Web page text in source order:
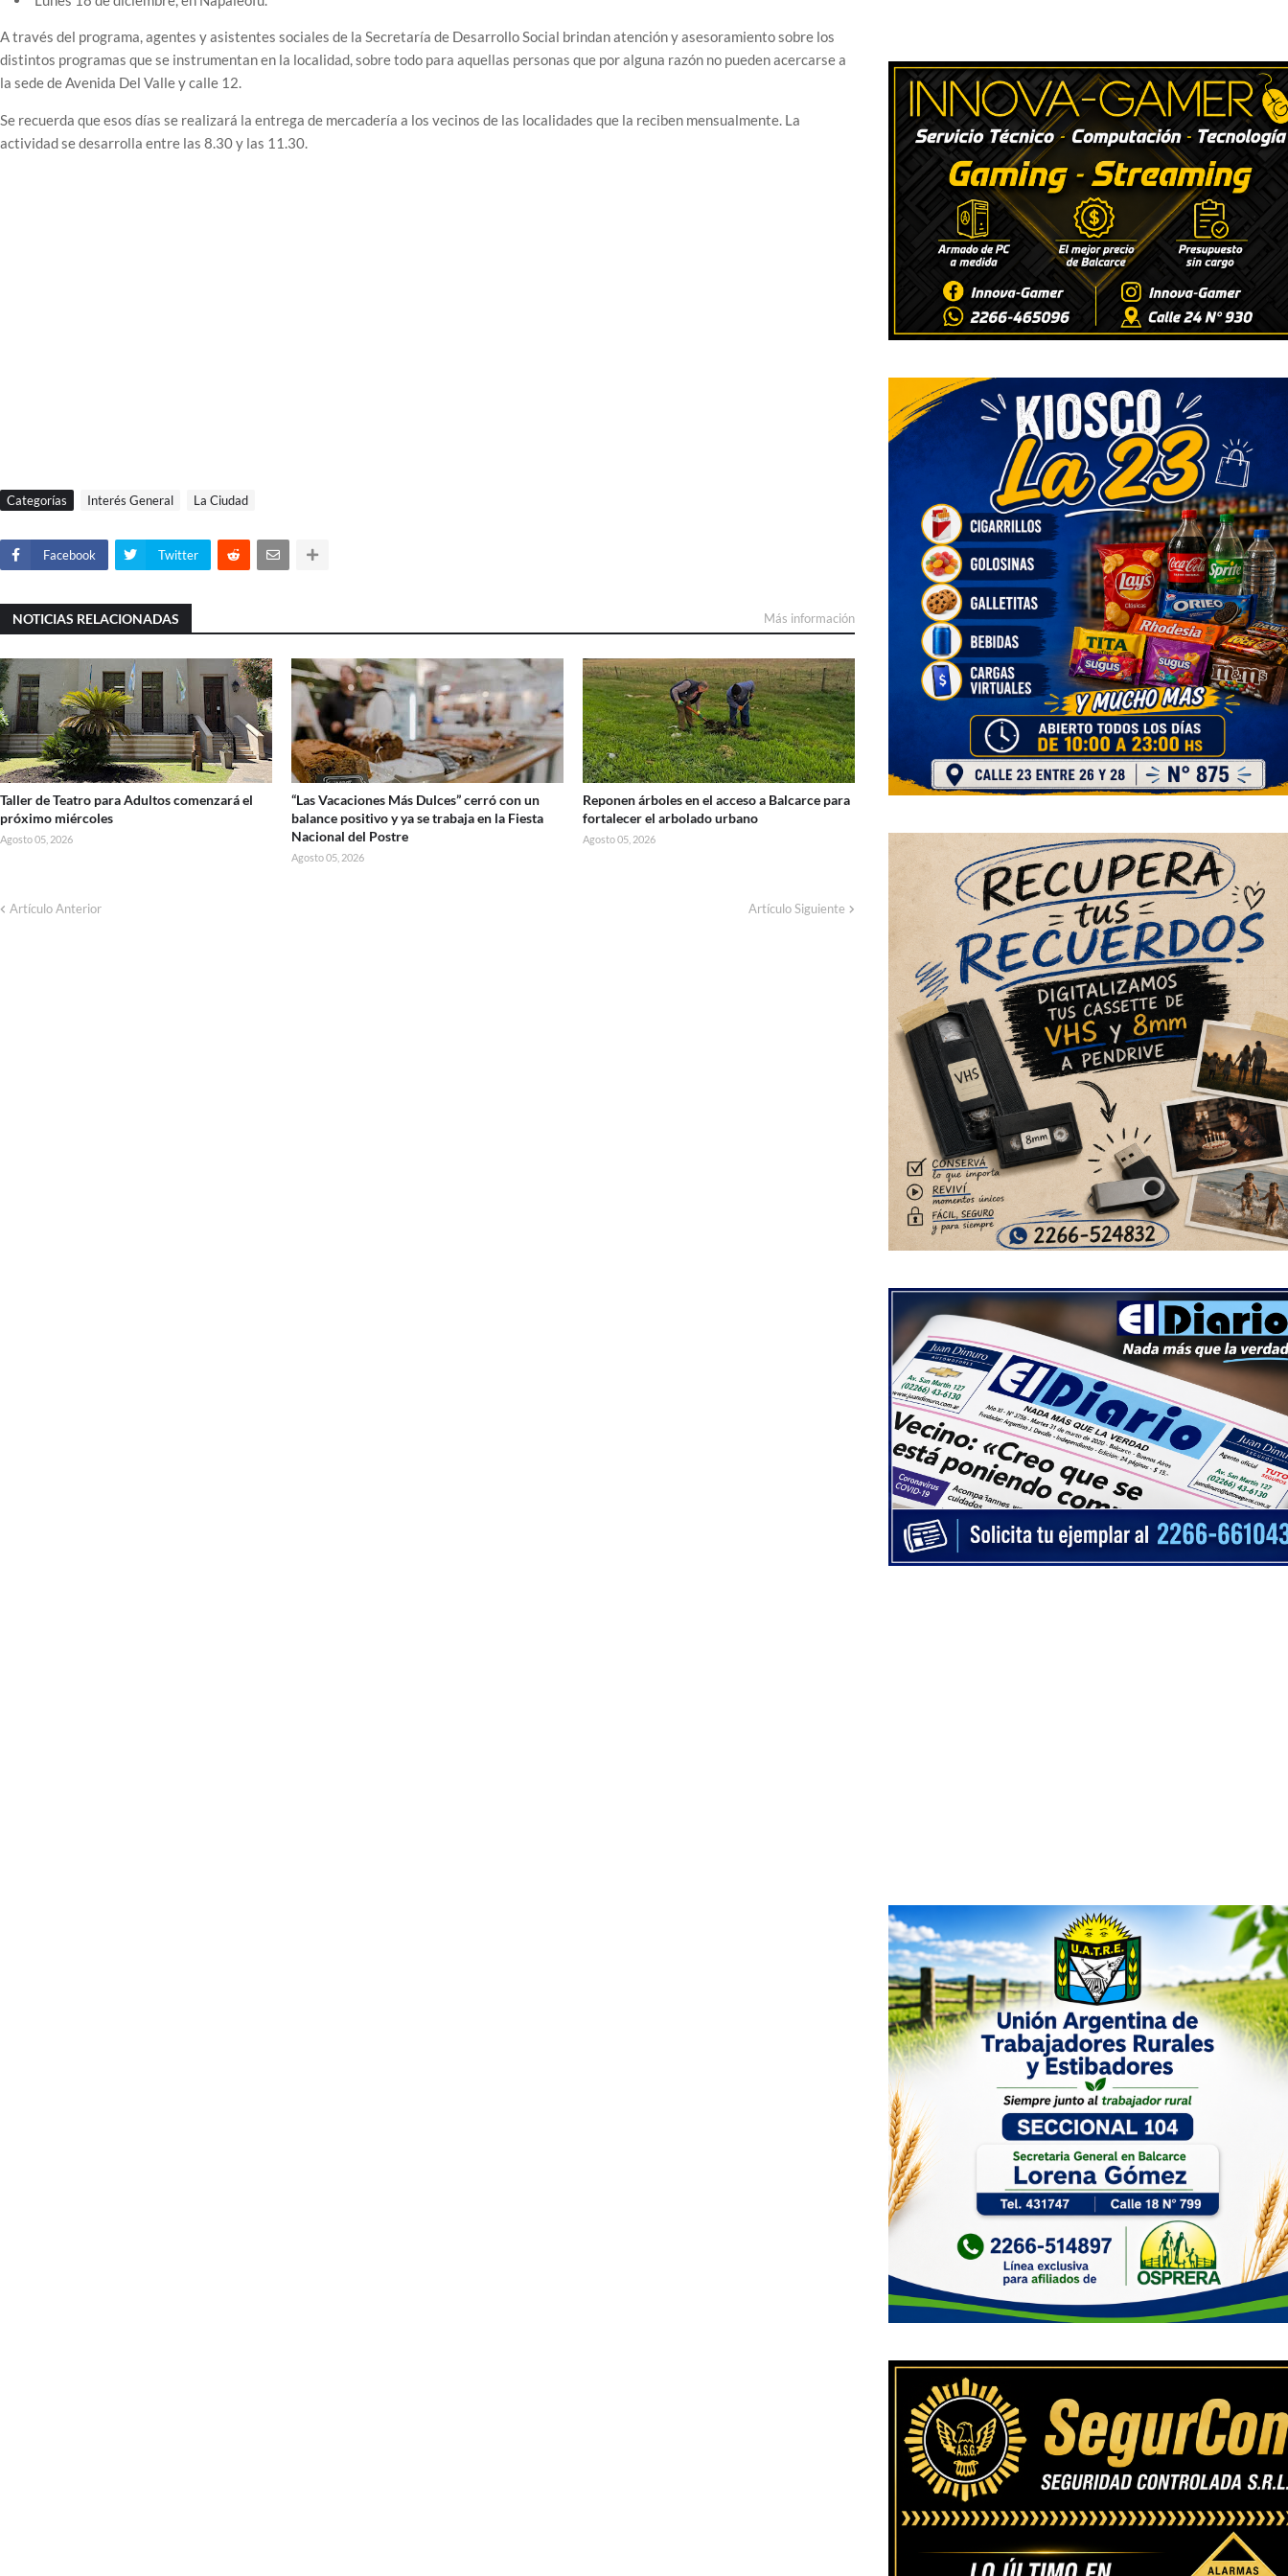
A través del programa, agentes y asistentes sociales de la Secretaría de Desarrollo Social brindan atención y asesoramiento sobre los
distintos programas que se instrumentan en la localidad, sobre todo para aquellas personas que por alguna razón no pueden acercarse a
la sede de Avenida Del Valle y calle 12.
Se recuerda que esos días se realizará la entrega de mercadería a los vecinos de las localidades que la reciben mensualmente. La
actividad se desarrolla entre las 8.30 y las 11.30.
Categorías Interés General La Ciudad
Facebook Twitter
NOTICIAS RELACIONADAS Más información
Taller de Teatro para Adultos comenzará el
próximo miércoles
Agosto 05, 2026
“Las Vacaciones Más Dulces” cerró con un
balance positivo y ya se trabaja en la Fiesta
Nacional del Postre
Agosto 05, 2026
Reponen árboles en el acceso a Balcarce para
fortalecer el arbolado urbano
Agosto 05, 2026
Artículo Anterior Artículo Siguiente